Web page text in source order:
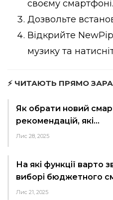
своєму смартфоні.
Дозвольте
Відкрийте
музику та
⚡ ЧИТАЮТЬ ПРЯМО
Як обрати новий
рекомендацій, які…
Лис 28, 2025
На які функції варто
виборі бюджетного
Лис 21, 2025